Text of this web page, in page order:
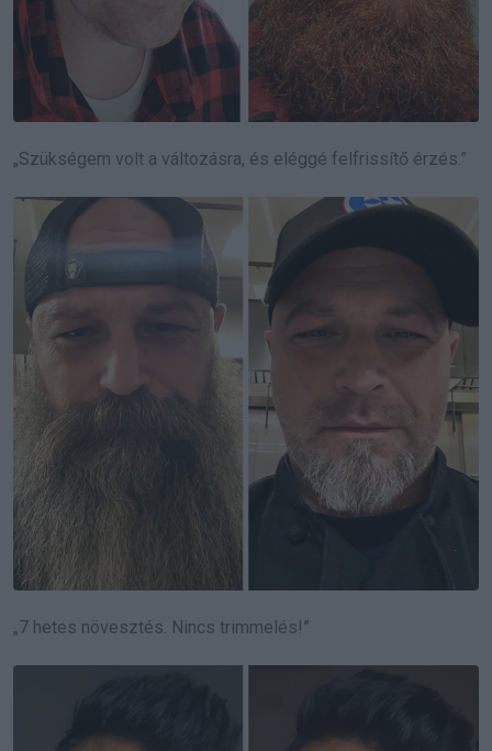
„Szükségem volt a változásra, és eléggé felfrissítő érzés.”
„7 hetes növesztés. Nincs trimmelés!”